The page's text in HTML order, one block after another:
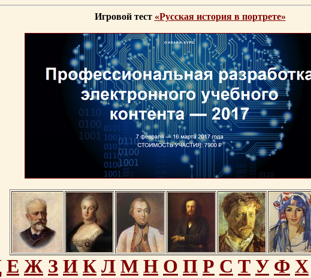
Игровой тест «Русская история в портрете»
Е Ж З И К Л М Н О П Р С Т У Ф Х